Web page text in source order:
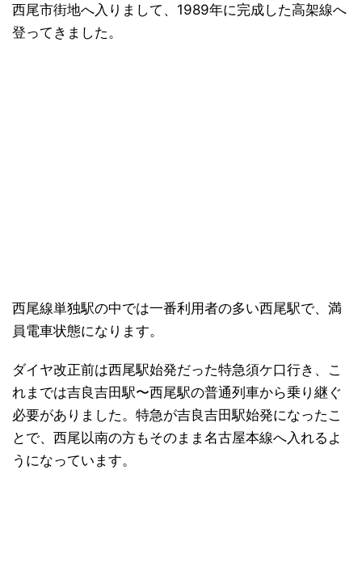
西尾市街地へ入りまして、1989年に完成した高架線へ
登ってきました。
西尾線単独駅の中では一番利用者の多い西尾駅で、満
員電車状態になります。
ダイヤ改正前は西尾駅始発だった特急須ケ口行き、こ
れまでは吉良吉田駅〜西尾駅の普通列車から乗り継ぐ
必要がありました。特急が吉良吉田駅始発になったこ
とで、西尾以南の方もそのまま名古屋本線へ入れるよ
うになっています。